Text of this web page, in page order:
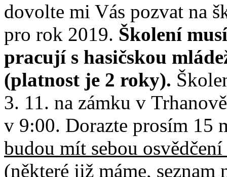
dovolte mi Vás pozvat na
pro rok 2019. Školení
pracují s hasičskou
(platnost je 2 roky).
3. 11. na zámku v
v 9:00. Dorazte prosím 15
budou mít sebou
(některé již máme, seznam